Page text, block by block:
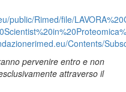
public/Rimed/file/
Contents/
pervenire entro e non
attraverso il